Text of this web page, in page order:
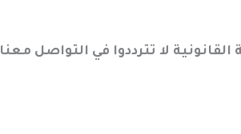
لا تترددوا في التواصل معنا